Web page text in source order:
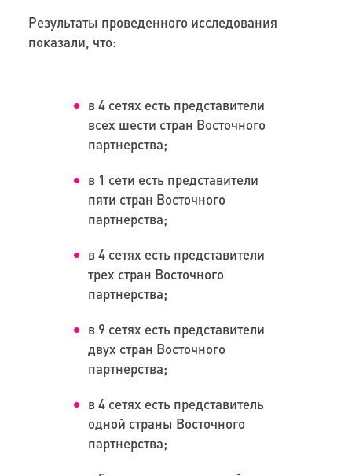
Результаты проведенного исследования
показали, что:
в 4 сетях есть представители
всех шести стран Восточного
партнерства;
в 1 сети есть представители
пяти стран Восточного
партнерства;
в 4 сетях есть представители
трех стран Восточного
партнерства;
в 9 сетях есть представители
двух стран Восточного
партнерства;
в 4 сетях есть представитель
одной страны Восточного
партнерства;